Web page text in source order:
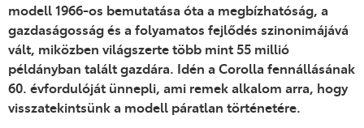
modell 1966-os bemutatása óta a megbízhatóság, a
gazdaságosság és a folyamatos fejlődés szinonimájává
vált, miközben világszerte több mint 55 millió
példányban talált gazdára. Idén a Corolla fennállásának
60. évfordulóját ünnepli, ami remek alkalom arra, hogy
visszatekintsünk a modell páratlan történetére.